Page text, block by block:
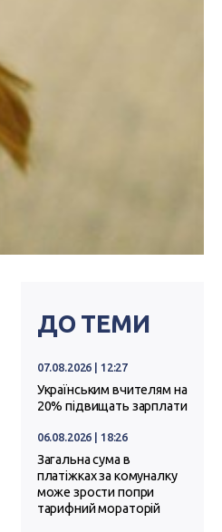
ДО ТЕМИ
07.08.2026 | 12:27
Українським вчителям на
20% підвищать зарплати
06.08.2026 | 18:26
Загальна сума в
платіжках за комуналку
може зрости попри
тарифний мораторій